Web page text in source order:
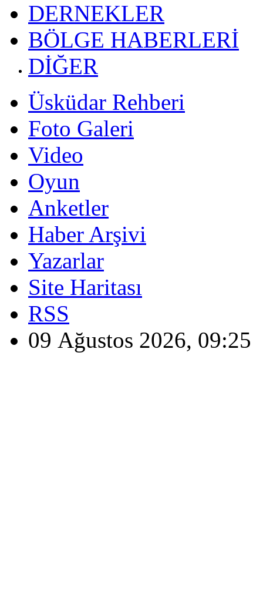
DERNEKLER
BÖLGE HABERLERİ
DİĞER
Üsküdar Rehberi
Foto Galeri
Video
Oyun
Anketler
Haber Arşivi
Yazarlar
Site Haritası
RSS
09 Ağustos 2026, 09:25